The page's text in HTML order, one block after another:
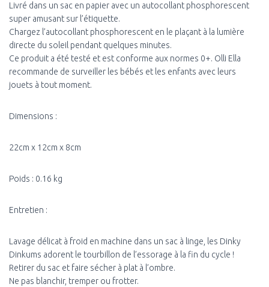
Livré dans un sac en papier avec un autocollant phosphorescent
super amusant sur l’étiquette.
Chargez l’autocollant phosphorescent en le plaçant à la lumière
directe du soleil pendant quelques minutes.
Ce produit a été testé et est conforme aux normes 0+. Olli Ella
recommande de surveiller les bébés et les enfants avec leurs
jouets à tout moment.
Dimensions :
22cm x 12cm x 8cm
Poids : 0.16 kg
Entretien :
Lavage délicat à froid en machine dans un sac à linge, les Dinky
Dinkums adorent le tourbillon de l’essorage à la fin du cycle !
Retirer du sac et faire sécher à plat à l’ombre.
Ne pas blanchir, tremper ou frotter.